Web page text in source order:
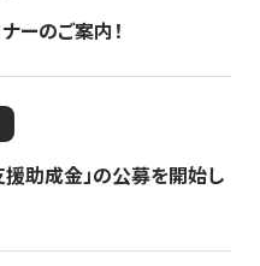
ーのご案内！
援助成金」の公募を開始し